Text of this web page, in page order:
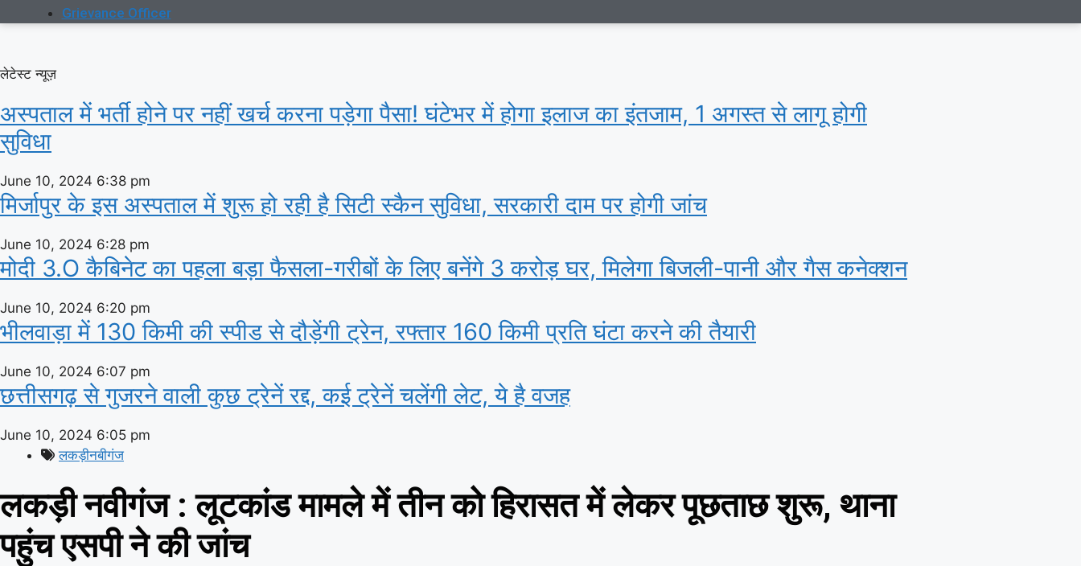
Grievance Officer
लेटेस्ट न्यूज़
अस्‍पताल में भर्ती होने पर नहीं खर्च करना पड़ेगा पैसा! घंटेभर में होगा इलाज का इंतजाम, 1 अगस्‍त से लागू होगी
सुविधा
June 10, 2024 6:38 pm
मिर्जापुर के इस अस्पताल में शुरू हो रही है सिटी स्कैन सुविधा, सरकारी दाम पर होगी जांच
June 10, 2024 6:28 pm
मोदी 3.O कैबिनेट का पहला बड़ा फैसला-गरीबों के ल‍िए बनेंगे 3 करोड़ घर, म‍िलेगा बिजली-पानी और गैस कनेक्‍शन
June 10, 2024 6:20 pm
भीलवाड़ा में 130 किमी की स्पीड से दौड़ेंगी ट्रेन, रफ्तार 160 किमी प्रति घंटा करने की तैयारी
June 10, 2024 6:07 pm
छत्तीसगढ़ से गुजरने वाली कुछ ट्रेनें रद्द, कई ट्रेनें चलेंगी लेट, ये है वजह
June 10, 2024 6:05 pm
लकड़ीनबीगंज
लकड़ी नवीगंज : लूटकांड मामले में तीन को हिरासत में लेकर पूछताछ शुरू, थाना
पहुंच एसपी ने की जांच